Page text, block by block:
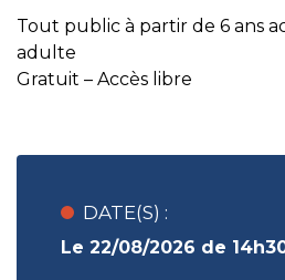
Tout public à partir de 6 ans
adulte
Gratuit – Accès libre
DATE(S) :
Le 22/08/2026 de